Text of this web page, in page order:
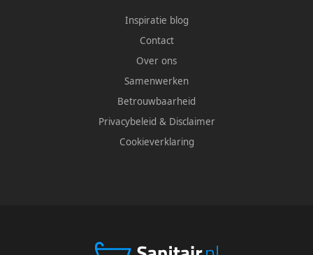
Inspiratie blog
Contact
Over ons
Samenwerken
Betrouwbaarheid
Privacybeleid & Disclaimer
Cookieverklaring